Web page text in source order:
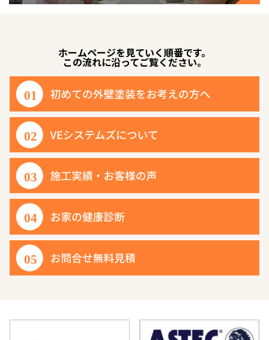
ホームページを見ていく順番です。
この流れに沿ってご覧ください。